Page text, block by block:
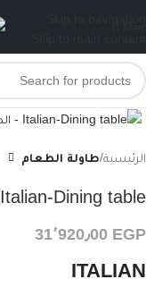
Click to enlarge
الرئيسية طاولة الطعام
Italian-Dining table
31٬920٫00 EGP
ITALIAN